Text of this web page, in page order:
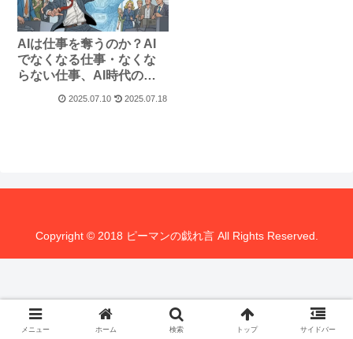
AIは仕事を奪うのか？AI
でなくなる仕事・なくな
らない仕事、AI時代の働
2025.07.10 2025.07.18
Copyright © 2018 ピーマンの戯れ言 All Rights Reserved.
メニュー ホーム 検索 トップ サイドバー